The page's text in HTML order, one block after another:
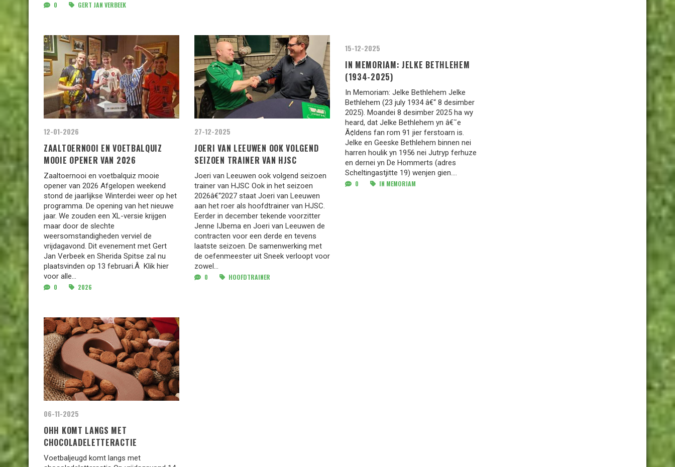
0 GERT JAN VERBEEK
12-01-2026
ZAALTOERNOOI EN VOETBALQUIZ
MOOIE OPENER VAN 2026
Zaaltoernooi en voetbalquiz mooie
opener van 2026 Afgelopen weekend
stond de jaarlijkse Winterdei weer op het
programma. De opening van het nieuwe
jaar. We zouden een XL-versie krijgen
maar door de slechte
weersomstandigheden verviel de
vrijdagavond. Dit evenement met Gert
Jan Verbeek en Sherida Spitse zal nu
plaatsvinden op 13 februari.Â Klik hier
voor alle...
0 2026
27-12-2025
JOERI VAN LEEUWEN OOK VOLGEND
SEIZOEN TRAINER VAN HJSC
Joeri van Leeuwen ook volgend seizoen
trainer van HJSC Ook in het seizoen
2026â€“2027 staat Joeri van Leeuwen
aan het roer als hoofdtrainer van HJSC.
Eerder in december tekende voorzitter
Jenne IJbema en Joeri van Leeuwen de
contracten voor een derde en tevens
laatste seizoen. De samenwerking met
de oefenmeester uit Sneek verloopt voor
zowel...
0 HOOFDTRAINER
15-12-2025
IN MEMORIAM: JELKE BETHLEHEM
(1934-2025)
In Memoriam: Jelke Bethlehem Jelke
Bethlehem (23 july 1934 â€“ 8 desimber
2025). Moandei 8 desimber 2025 ha wy
heard, dat Jelke Bethlehem yn â€˜e
Ã¢ldens fan rom 91 jier ferstoarn is.
Jelke en Geeske Bethlehem binnen nei
harren houlik yn 1956 nei Jutryp ferhuze
en dernei yn De Hommerts (adres
Scheltingastjitte 19) wenjen gien....
0 IN MEMORIAM
06-11-2025
OHH KOMT LANGS MET
CHOCOLADELETTERACTIE
Voetbaljeugd komt langs met